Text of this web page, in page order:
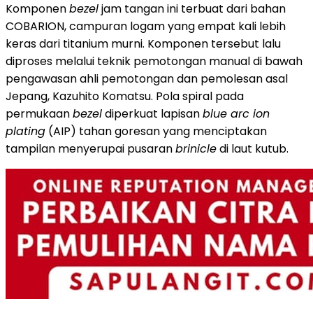
Komponenbezeljam tangan ini terbuat dari bahan
COBARION, campuran logam yang empat kali lebih
keras dari titanium murni. Komponen tersebut lalu
diproses melalui teknik pemotongan manual di bawah
pengawasan ahli pemotongan dan pemolesan asal
Jepang, Kazuhito Komatsu. Pola spiral pada
permukaanbezeldiperkuat lapisanblue arc ion
plating (AIP) tahan goresan yang menciptakan
tampilan menyerupai pusaranbrinicledi laut kutub.